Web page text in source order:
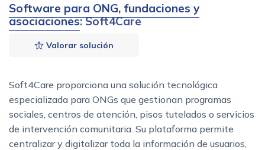
Software para ONG, fundaciones y
asociaciones: Soft4Care
Valorar solución
Soft4Care proporciona una solución tecnológica
especializada para ONGs que gestionan programas
sociales, centros de atención, pisos tutelados o servicios
de intervención comunitaria. Su plataforma permite
centralizar y digitalizar toda la información de usuarios,